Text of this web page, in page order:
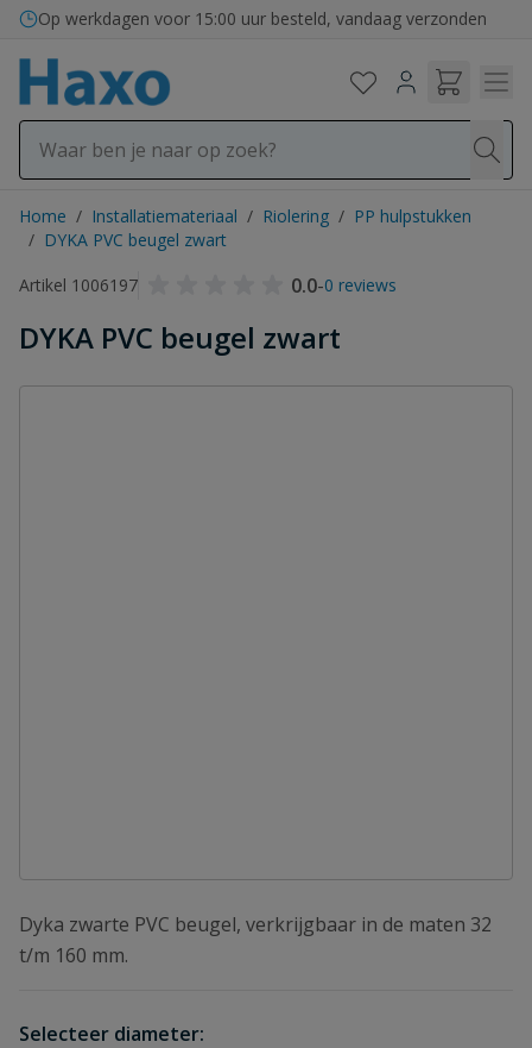
Ga naar de inhoud
Bezorging in binnen- en buitenland
Op werkdagen voor 15:00 uur besteld, vandaag verzonden
Home / Installatiemateriaal / Riolering / PP hulpstukken
/ DYKA PVC beugel zwart
Artikel 1006197
0.0-0 reviews
DYKA PVC beugel zwart
Dyka zwarte PVC beugel, verkrijgbaar in de maten 32
t/m 160 mm.
Selecteer diameter: